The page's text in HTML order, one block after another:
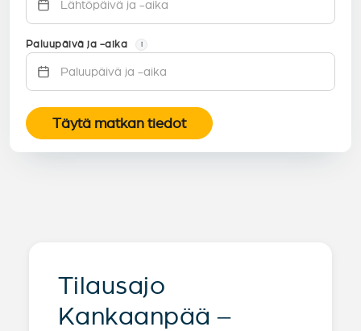
Paluupäivä ja -aika i
Täytä matkan tiedot
Tilausajo
Kankaanpää –